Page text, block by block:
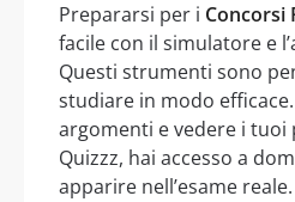
Prepararsi per i Concorsi
facile con il simulatore e
Questi strumenti sono
studiare in modo
argomenti e vedere i tuoi
Quizzz, hai accesso a
apparire nell’esame reale.